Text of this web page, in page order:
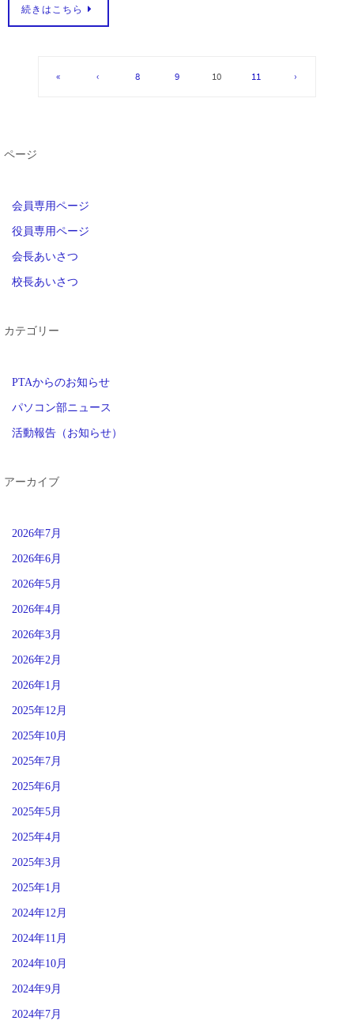
続きはこちら
« ‹ 8 9 10 11 ›
ページ
会員専用ページ
役員専用ページ
会長あいさつ
校長あいさつ
カテゴリー
PTAからのお知らせ
パソコン部ニュース
活動報告（お知らせ）
アーカイブ
2026年7月
2026年6月
2026年5月
2026年4月
2026年3月
2026年2月
2026年1月
2025年12月
2025年10月
2025年7月
2025年6月
2025年5月
2025年4月
2025年3月
2025年1月
2024年12月
2024年11月
2024年10月
2024年9月
2024年7月